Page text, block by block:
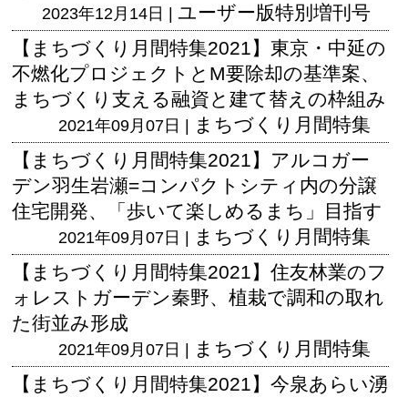
2023年12月14日 | ユーザー版特別増刊号
【まちづくり月間特集2021】東京・中延の
不燃化プロジェクトとM要除却の基準案、
まちづくり支える融資と建て替えの枠組み
2021年09月07日 | まちづくり月間特集
【まちづくり月間特集2021】アルコガー
デン羽生岩瀬=コンパクトシティ内の分譲
住宅開発、「歩いて楽しめるまち」目指す
2021年09月07日 | まちづくり月間特集
【まちづくり月間特集2021】住友林業のフ
ォレストガーデン秦野、植栽で調和の取れ
た街並み形成
2021年09月07日 | まちづくり月間特集
【まちづくり月間特集2021】今泉あらい湧